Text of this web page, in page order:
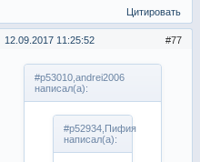
Цитировать
77
12.09.2017 11:25:52
#p53010,andrei2006
написал(а):
#p52934,Пифия
написал(а):